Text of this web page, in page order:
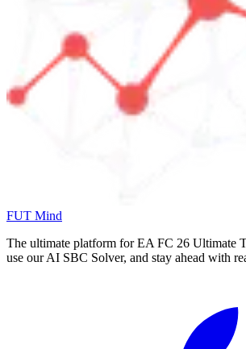
FUT Mind
The ultimate platform for EA FC 26 Ultimate
use our AI SBC Solver, and stay ahead with